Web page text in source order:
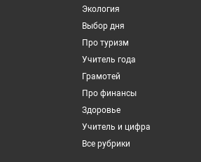
Экология
Выбор дня
Про туризм
Учитель года
Грамотей
Про финансы
Здоровье
Учитель и цифра
Все рубрики